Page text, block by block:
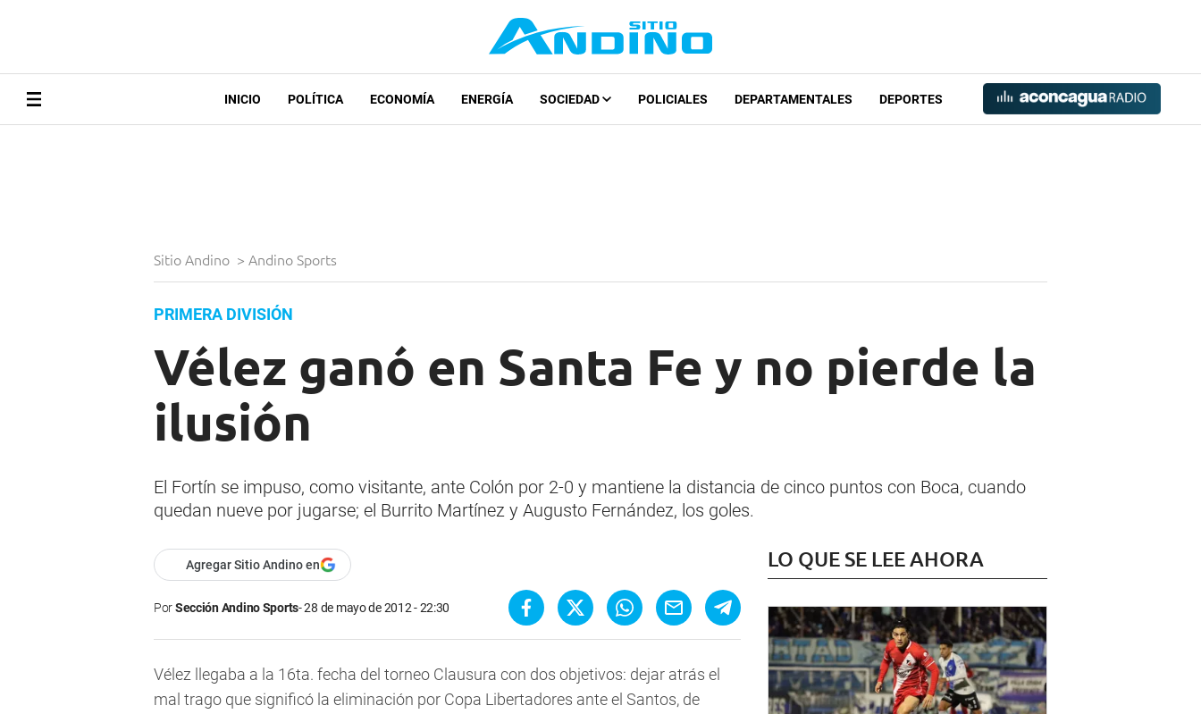
INICIO POLÍTICA ECONOMÍA ENERGÍA SOCIEDAD POLICIALES DEPARTAMENTALES DEPORTES
Sitio Andino > Andino Sports
PRIMERA DIVISIÓN
Vélez ganó en Santa Fe y no pierde la
ilusión
El Fortín se impuso, como visitante, ante Colón por 2-0 y mantiene la distancia de cinco puntos con Boca, cuando
quedan nueve por jugarse; el Burrito Martínez y Augusto Fernández, los goles.
Agregar Sitio Andino en
PorSección Andino Sports 28 de mayo de 2012 - 22:30
Vélez llegaba a la 16ta. fecha del torneo Clausura con dos objetivos: dejar atrás el
mal trago que significó la eliminación por Copa Libertadores ante el Santos, de
LO QUE SE LEE AHORA